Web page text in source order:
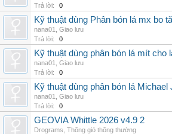
Trả lời:
0
Kỹ thuật dùng Phân bón lá mx bo
nana01
Giao lưu
Trả lời:
0
Kỹ thuật dùng phân bón lá mít cho
nana01
Giao lưu
Trả lời:
0
Kỹ thuật dùng phân bón lá
nana01
Giao lưu
Trả lời:
0
GEOVIA Whittle 2026 v4.9 2
Drograms Thông gió thông thường